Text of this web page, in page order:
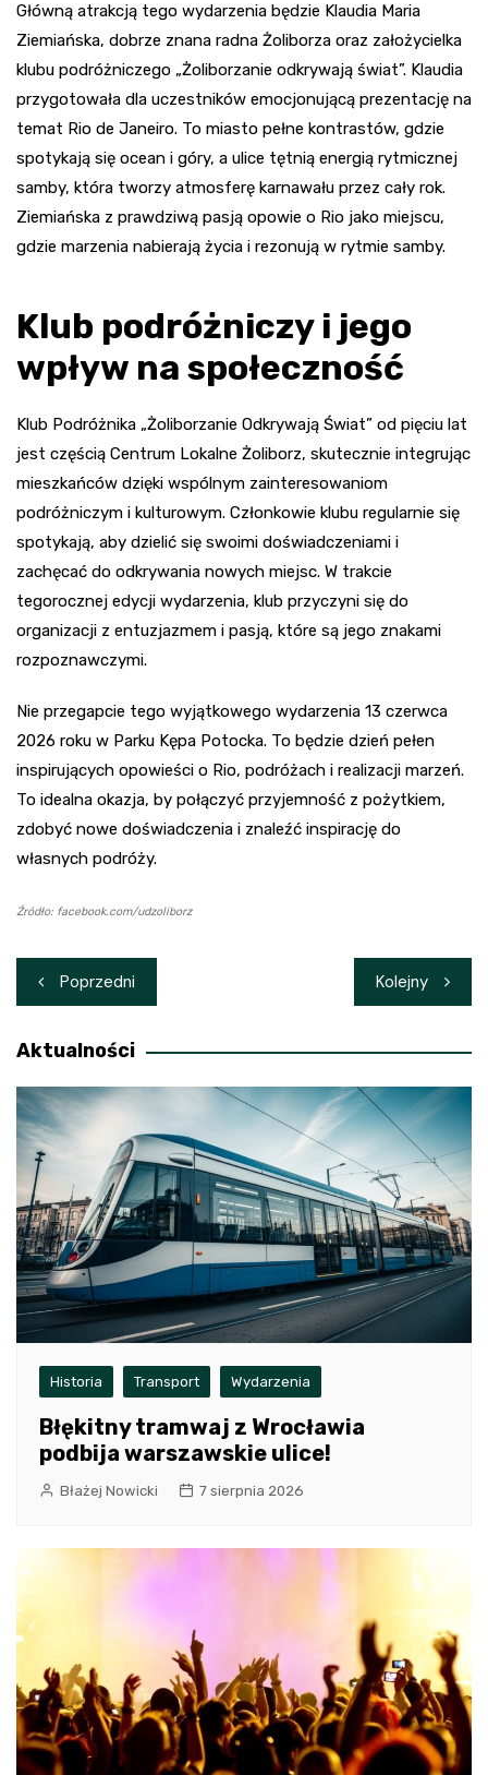
Główną atrakcją tego wydarzenia będzie Klaudia Maria
Ziemiańska, dobrze znana radna Żoliborza oraz założycielka
klubu podróżniczego „Żoliborzanie odkrywają świat”. Klaudia
przygotowała dla uczestników emocjonującą prezentację na
temat Rio de Janeiro. To miasto pełne kontrastów, gdzie
spotykają się ocean i góry, a ulice tętnią energią rytmicznej
samby, która tworzy atmosferę karnawału przez cały rok.
Ziemiańska z prawdziwą pasją opowie o Rio jako miejscu,
gdzie marzenia nabierają życia i rezonują w rytmie samby.
Klub podróżniczy i jego
wpływ na społeczność
Klub Podróżnika „Żoliborzanie Odkrywają Świat” od pięciu lat
jest częścią Centrum Lokalne Żoliborz, skutecznie integrując
mieszkańców dzięki wspólnym zainteresowaniom
podróżniczym i kulturowym. Członkowie klubu regularnie się
spotykają, aby dzielić się swoimi doświadczeniami i
zachęcać do odkrywania nowych miejsc. W trakcie
tegorocznej edycji wydarzenia, klub przyczyni się do
organizacji z entuzjazmem i pasją, które są jego znakami
rozpoznawczymi.
Nie przegapcie tego wyjątkowego wydarzenia 13 czerwca
2026 roku w Parku Kępa Potocka. To będzie dzień pełen
inspirujących opowieści o Rio, podróżach i realizacji marzeń.
To idealna okazja, by połączyć przyjemność z pożytkiem,
zdobyć nowe doświadczenia i znaleźć inspirację do
własnych podróży.
Źródło: facebook.com/udzoliborz
Nawigacja
wpisu
Poprzedni Kolejny
Aktualności
Historia Transport Wydarzenia
Błękitny tramwaj z Wrocławia
podbija warszawskie ulice!
Błażej Nowicki 7 sierpnia 2026